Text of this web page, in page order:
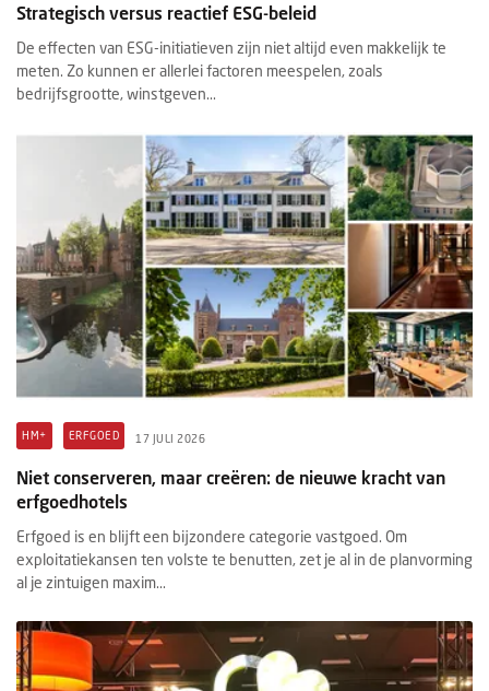
Strategisch versus reactief ESG-beleid
De effecten van ESG-initiatieven zijn niet altijd even makkelijk te
meten. Zo kunnen er allerlei factoren meespelen, zoals
bedrijfsgrootte, winstgeven...
HM+ ERFGOED 17 JULI 2026
Niet conserveren, maar creëren: de nieuwe kracht van
erfgoedhotels
Erfgoed is en blijft een bijzondere categorie vastgoed. Om
exploitatiekansen ten volste te benutten, zet je al in de planvorming
al je zintuigen maxim...